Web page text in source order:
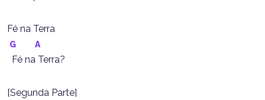
Fé na Terra
G A
Fé na Terra?
[Segunda Parte]